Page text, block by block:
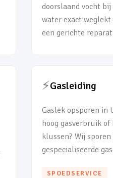
doorslaand vocht
water exact
een gerichte
⚡Gasleiding
Gaslek opsporen in
hoog gasverbruik
klussen? Wij
gespecialiseerde
SPOEDSERVICE